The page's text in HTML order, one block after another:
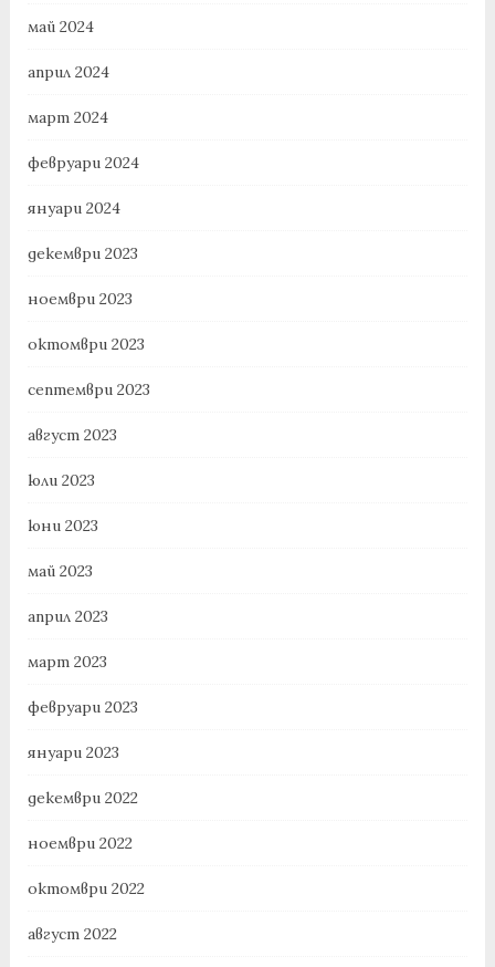
май 2024
април 2024
март 2024
февруари 2024
януари 2024
декември 2023
ноември 2023
октомври 2023
септември 2023
август 2023
юли 2023
юни 2023
май 2023
април 2023
март 2023
февруари 2023
януари 2023
декември 2022
ноември 2022
октомври 2022
август 2022